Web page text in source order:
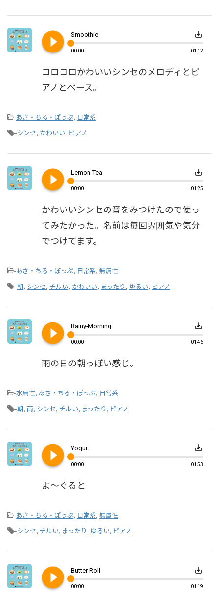
play_circle_filled Smoothie save_alt
00:00 01:12
コロコロかわいいシンセのメロディとピ
アノとベース。
-あさ・ちる・ぽっぷ, 日常系
-シンセ, かわいい, ピアノ
play_circle_filled Lemon-Tea save_alt
00:00 01:25
かわいいシンセの音をみつけたので使っ
てみたかった。名前は毎回雰囲気や気分
でつけてます。
-あさ・ちる・ぽっぷ, 日常系, 無属性
-朝, シンセ, チルい, かわいい, まったり , ゆるい, ピアノ
play_circle_filled Rainy-Morning save_alt
00:00 01:46
雨の日の朝っぽい感じ。
-水属性, あさ・ちる・ぽっぷ, 日常系
-朝, 雨, シンセ, チルい, まったり , ピアノ
play_circle_filled Yogurt save_alt
00:00 01:53
よ～ぐると
-あさ・ちる・ぽっぷ, 日常系, 無属性
-シンセ, チルい, まったり , ゆるい, ピアノ
play_circle_filled Butter-Roll save_alt
00:00 01:19